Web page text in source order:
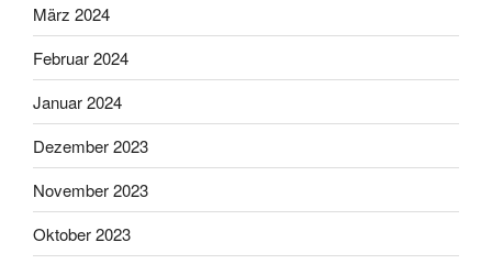
März 2024
Februar 2024
Januar 2024
Dezember 2023
November 2023
Oktober 2023